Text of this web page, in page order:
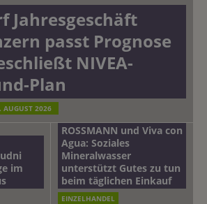
Jahresgeschäft
passt Prognose
NIVEA-
Plan
AUGUST 2026
im
ROSSMANN und Viva con
Agua: Soziales
Mineralwasser
unterstützt Gutes zu tun
beim täglichen Einkauf
EINZELHANDEL